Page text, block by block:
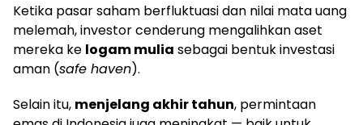
Ketika pasar saham berfluktuasi dan nilai mata uang
melemah, investor cenderung mengalihkan aset
mereka ke logam mulia sebagai bentuk investasi
aman (safe haven).
Selain itu, menjelang akhir tahun, permintaan